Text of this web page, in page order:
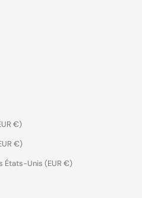
€)
€)
États-Unis (EUR €)